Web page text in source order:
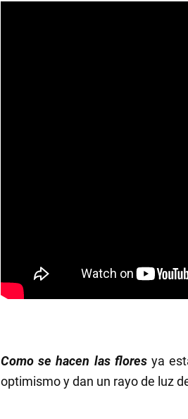
Como se hacen las floresya
optimismo y dan un rayo de luz